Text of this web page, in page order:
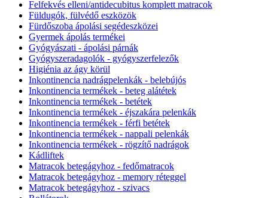
Felfekvés elleni/antidecubitus komplett matracok
Füldugók, fülvédő eszközök
Fürdőszoba ápolási segédeszközei
Gyermek ápolás termékei
Gyógyászati - ápolási párnák
Gyógyszeradagolók - gyógyszerfelezők
Higiénia az ágy körül
Inkontinencia nadrágpelenkák - belebújós
Inkontinencia termékek - beteg alátétek
Inkontinencia termékek - betétek
Inkontinencia termékek - éjszakára pelenkák
Inkontinencia termékek - férfi betétek
Inkontinencia termékek - nappali pelenkák
Inkontinencia termékek - rögzítő nadrágok
Kádliftek
Matracok betegágyhoz - fedőmatracok
Matracok betegágyhoz - memory réteggel
Matracok betegágyhoz - szivacs